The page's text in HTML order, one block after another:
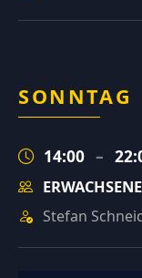
SONNTAG
14:00 –
ERWACHSENE
Stefan